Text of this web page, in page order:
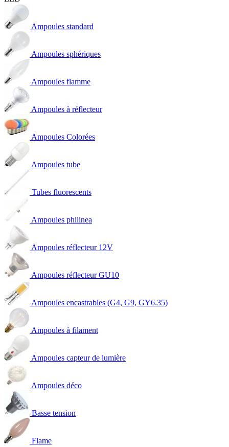
Ampoules standard
Ampoules sphériques
Ampoules flamme
Ampoules à réflecteur
Ampoules Colorées
Ampoules tube
Tubes fluorescents
Ampoules philinea
Ampoules réflecteur 12V
Ampoules réflecteur GU10
Ampoules encastrables (G4, G9, GY6.35)
Ampoules à filament
Ampoules capteur de lumière
Ampoules déco
Basse tension
Flame